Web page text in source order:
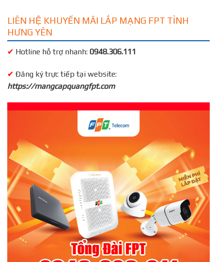
LIÊN HỆ KHUYẾN MÃI LẮP MẠNG FPT TỈNH
HƯNG YÊN
✔ Hotline hỗ trợ nhanh: 0948.306.111
✔ Đăng ký trực tiếp tại website:
https://mangcapquangfpt.com